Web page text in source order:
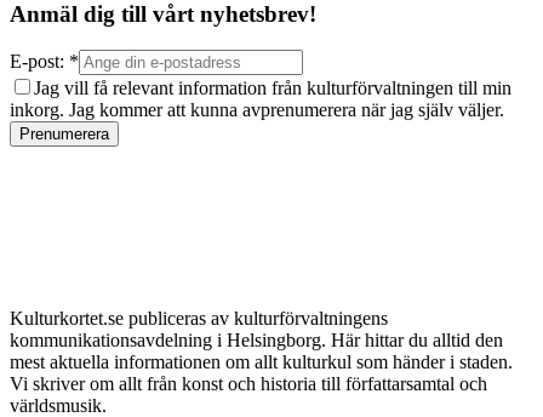
Anmäl dig till vårt nyhetsbrev!
E-post: *
Jag vill få relevant information från kulturförvaltningen till min
inkorg. Jag kommer att kunna avprenumerera när jag själv väljer.
Prenumerera
Kulturkortet.se publiceras av kulturförvaltningens
kommunikationsavdelning i Helsingborg. Här hittar du alltid den
mest aktuella informationen om allt kulturkul som händer i staden.
Vi skriver om allt från konst och historia till författarsamtal och
världsmusik.